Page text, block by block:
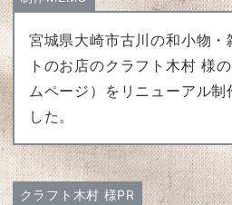
宮城県大崎市古川の和小物・
トのお店のクラフト木村 様
ムページ）をリニューアル制
した。
クラフト木村 様PR